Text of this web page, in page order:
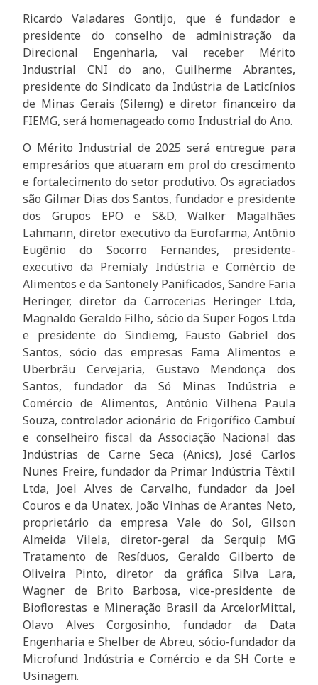
Ricardo Valadares Gontijo, que é fundador e
presidente do conselho de administração da
Direcional Engenharia, vai receber Mérito
Industrial CNI do ano, Guilherme Abrantes,
presidente do Sindicato da Indústria de Laticínios
de Minas Gerais (Silemg) e diretor financeiro da
FIEMG, será homenageado como Industrial do Ano.
O Mérito Industrial de 2025 será entregue para
empresários que atuaram em prol do crescimento
e fortalecimento do setor produtivo. Os agraciados
são Gilmar Dias dos Santos, fundador e presidente
dos Grupos EPO e S&D, Walker Magalhães
Lahmann, diretor executivo da Eurofarma, Antônio
Eugênio do Socorro Fernandes, presidente-
executivo da Premialy Indústria e Comércio de
Alimentos e da Santonely Panificados, Sandre Faria
Heringer, diretor da Carrocerias Heringer Ltda,
Magnaldo Geraldo Filho, sócio da Super Fogos Ltda
e presidente do Sindiemg, Fausto Gabriel dos
Santos, sócio das empresas Fama Alimentos e
Überbräu Cervejaria, Gustavo Mendonça dos
Santos, fundador da Só Minas Indústria e
Comércio de Alimentos, Antônio Vilhena Paula
Souza, controlador acionário do Frigorífico Cambuí
e conselheiro fiscal da Associação Nacional das
Indústrias de Carne Seca (Anics), José Carlos
Nunes Freire, fundador da Primar Indústria Têxtil
Ltda, Joel Alves de Carvalho, fundador da Joel
Couros e da Unatex, João Vinhas de Arantes Neto,
proprietário da empresa Vale do Sol, Gilson
Almeida Vilela, diretor-geral da Serquip MG
Tratamento de Resíduos, Geraldo Gilberto de
Oliveira Pinto, diretor da gráfica Silva Lara,
Wagner de Brito Barbosa, vice-presidente de
Bioflorestas e Mineração Brasil da ArcelorMittal,
Olavo Alves Corgosinho, fundador da Data
Engenharia e Shelber de Abreu, sócio-fundador da
Microfund Indústria e Comércio e da SH Corte e
Usinagem.